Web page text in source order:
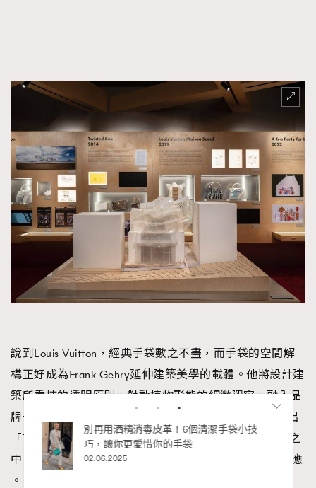
說到Louis Vuitton，經典手袋數之不盡，而手袋的空間解
構正好成為Frank Gehry延伸建築美學的載體。他將設計建
築所秉持的透明原則、對動植物形態的細微觀察，融入品
牌一系列的手袋。在2014年，Gehry就為品牌首次設計出
「Twisted Box」手袋，將建築中的扭轉美學封存於皮革之
中，與其住宅作品「New York by Gehry」的結構相互呼應
。